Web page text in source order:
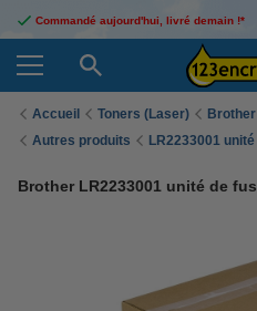
Commandé aujourd'hui, livré demain !*
Accueil Toners (Laser) Brother
Autres produits
LR2233001
Brother LR2233001 unité de